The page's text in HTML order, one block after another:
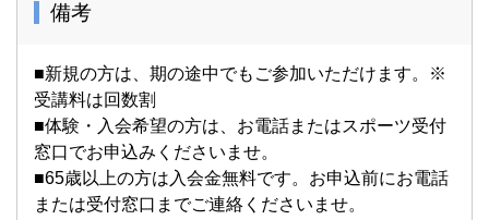
備考
■新規の方は、期の途中でもご参加いただけます。※
受講料は回数割
■体験・入会希望の方は、お電話またはスポーツ受付
窓口でお申込みくださいませ。
■65歳以上の方は入会金無料です。お申込前にお電話
または受付窓口までご連絡くださいませ。